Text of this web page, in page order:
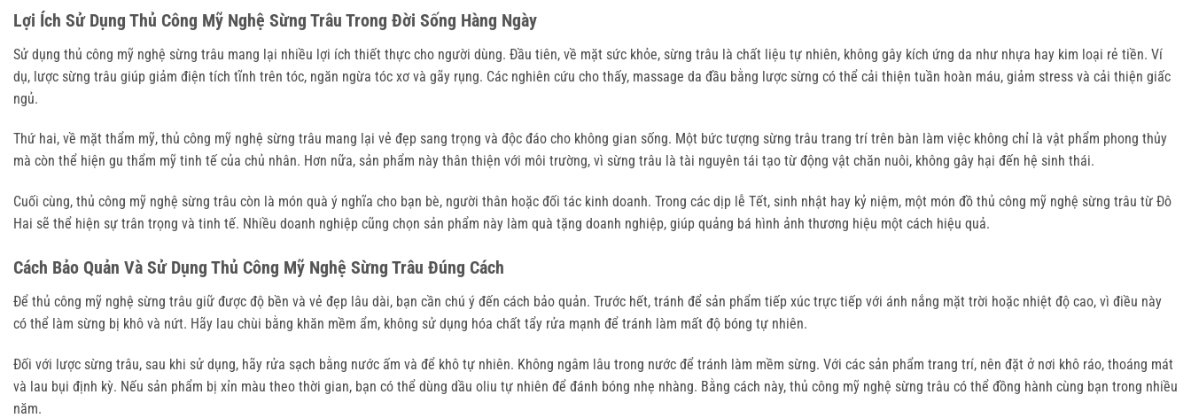
Lợi Ích Sử Dụng Thủ Công Mỹ Nghệ Sừng Trâu Trong Đời Sống Hàng Ngày
Sử dụng thủ công mỹ nghệ sừng trâu mang lại nhiều lợi ích thiết thực cho người dùng. Đầu tiên, về mặt sức khỏe, sừng trâu là chất liệu tự nhiên, không gây kích ứng da như nhựa hay kim loại rẻ tiền. Ví
dụ, lược sừng trâu giúp giảm điện tích tĩnh trên tóc, ngăn ngừa tóc xơ và gãy rụng. Các nghiên cứu cho thấy, massage da đầu bằng lược sừng có thể cải thiện tuần hoàn máu, giảm stress và cải thiện giấc
ngủ.
Thứ hai, về mặt thẩm mỹ, thủ công mỹ nghệ sừng trâu mang lại vẻ đẹp sang trọng và độc đáo cho không gian sống. Một bức tượng sừng trâu trang trí trên bàn làm việc không chỉ là vật phẩm phong thủy
mà còn thể hiện gu thẩm mỹ tinh tế của chủ nhân. Hơn nữa, sản phẩm này thân thiện với môi trường, vì sừng trâu là tài nguyên tái tạo từ động vật chăn nuôi, không gây hại đến hệ sinh thái.
Cuối cùng, thủ công mỹ nghệ sừng trâu còn là món quà ý nghĩa cho bạn bè, người thân hoặc đối tác kinh doanh. Trong các dịp lễ Tết, sinh nhật hay kỷ niệm, một món đồ thủ công mỹ nghệ sừng trâu từ Đô
Hai sẽ thể hiện sự trân trọng và tinh tế. Nhiều doanh nghiệp cũng chọn sản phẩm này làm quà tặng doanh nghiệp, giúp quảng bá hình ảnh thương hiệu một cách hiệu quả.
Cách Bảo Quản Và Sử Dụng Thủ Công Mỹ Nghệ Sừng Trâu Đúng Cách
Để thủ công mỹ nghệ sừng trâu giữ được độ bền và vẻ đẹp lâu dài, bạn cần chú ý đến cách bảo quản. Trước hết, tránh để sản phẩm tiếp xúc trực tiếp với ánh nắng mặt trời hoặc nhiệt độ cao, vì điều này
có thể làm sừng bị khô và nứt. Hãy lau chùi bằng khăn mềm ẩm, không sử dụng hóa chất tẩy rửa mạnh để tránh làm mất độ bóng tự nhiên.
Đối với lược sừng trâu, sau khi sử dụng, hãy rửa sạch bằng nước ấm và để khô tự nhiên. Không ngâm lâu trong nước để tránh làm mềm sừng. Với các sản phẩm trang trí, nên đặt ở nơi khô ráo, thoáng mát
và lau bụi định kỳ. Nếu sản phẩm bị xỉn màu theo thời gian, bạn có thể dùng dầu oliu tự nhiên để đánh bóng nhẹ nhàng. Bằng cách này, thủ công mỹ nghệ sừng trâu có thể đồng hành cùng bạn trong nhiều
năm.